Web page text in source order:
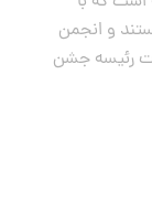
و انجمن
رئیسه جشن